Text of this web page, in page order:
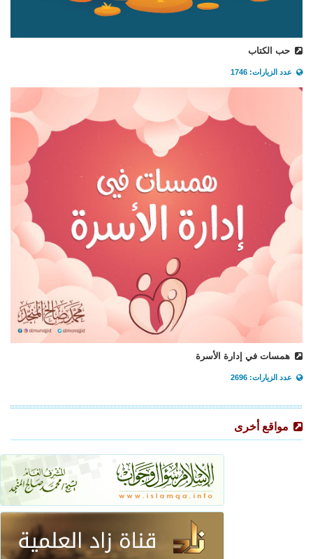
حب الكتاب
عدد الزيارات: 1746
همسات في إدارة الأسرة
عدد الزيارات: 2696
مواقع أخرى